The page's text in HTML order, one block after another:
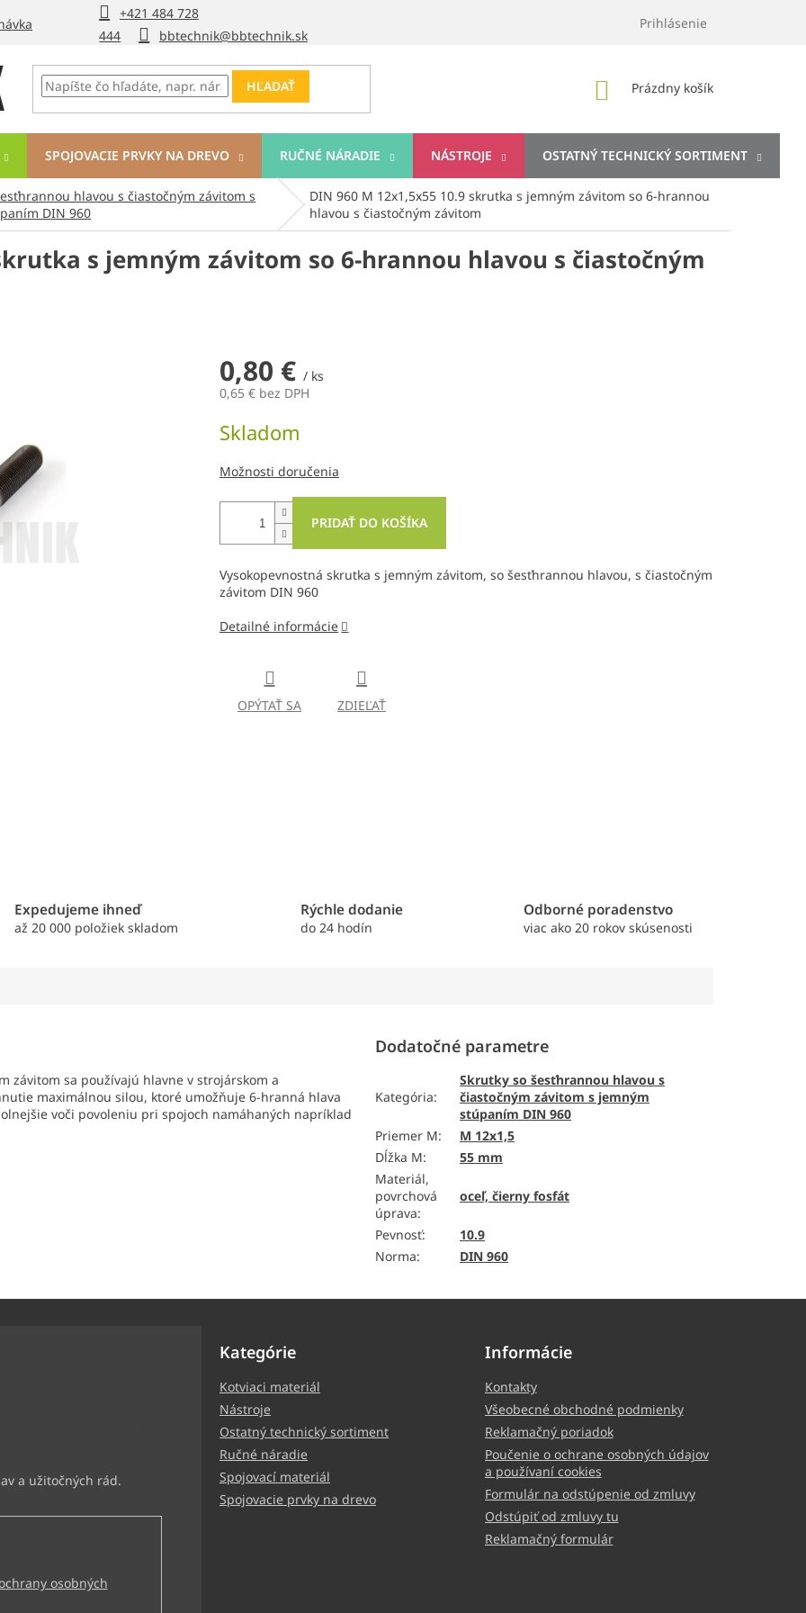
+421 484 728
444
bbtechnik@bbtechnik.sk
Prihlásenie
HĽADAŤ
NÁKUPNÝ
Prázdny košík
SPOJOVACIE PRVKY NA DREVO RUČNÉ NÁRADIE NÁSTROJE OSTATNÝ TECHNICKÝ SORTIMENT
hlavou s čiastočným závitom s
DIN 960
DIN 960 M 12x1,5x55 10.9 skrutka s jemným závitom so 6-hrannou
hlavou s čiastočným závitom
s jemným závitom so 6-hrannou hlavou s čiastočným
0,80 € / ks
0,65 € bez DPH
cena:
Skladom
Možnosti doručenia
PRIDAŤ DO KOŠÍKA
Vysokopevnostná skrutka s jemným závitom, so šesťhrannou hlavou, s čiastočným
závitom DIN 960
Detailné informácie
OPÝTAŤ SA ZDIEĽAŤ
Expedujeme ihneď
až 20 000 položiek skladom
Rýchle dodanie
do 24 hodín
Odborné poradenstvo
viac ako 20 rokov skúsenosti
závitom sa používajú hlavne v strojárskom a
maximálnou silou, ktoré umožňuje 6-hranná hlava
voči povoleniu pri spojoch namáhaných napríklad
Dodatočné parametre
Kategória:
Skrutky so šesťhrannou hlavou s
čiastočným závitom s jemným
stúpaním DIN 960
Priemer M:
M 12x1,5
Dĺžka M:
55 mm
Materiál,
povrchová
úprava:
oceľ, čierny fosfát
Pevnosť:
10.9
Norma: DIN 960
osobných
Kategórie
Kotviaci materiál
Nástroje
Ostatný technický sortiment
Ručné náradie
Spojovací materiál
Spojovacie prvky na drevo
Informácie
Kontakty
Všeobecné obchodné podmienky
Reklamačný poriadok
Poučenie o ochrane osobných údajov
a používaní cookies
Formulár na odstúpenie od zmluvy
Odstúpiť od zmluvy tu
Reklamačný formulár